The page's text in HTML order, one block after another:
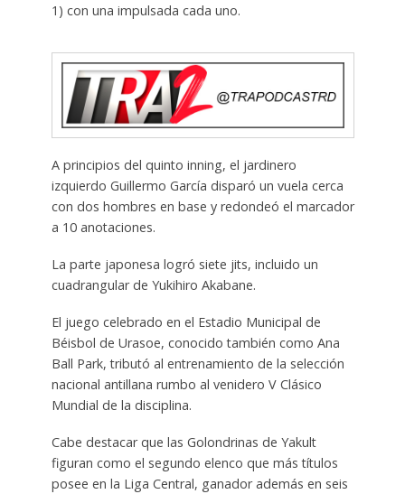
1) con una impulsada cada uno.
A principios del quinto inning, el jardinero
izquierdo Guillermo García disparó un vuela cerca
con dos hombres en base y redondeó el marcador
a 10 anotaciones.
La parte japonesa logró siete jits, incluido un
cuadrangular de Yukihiro Akabane.
El juego celebrado en el Estadio Municipal de
Béisbol de Urasoe, conocido también como Ana
Ball Park, tributó al entrenamiento de la selección
nacional antillana rumbo al venidero V Clásico
Mundial de la disciplina.
Cabe destacar que las Golondrinas de Yakult
figuran como el segundo elenco que más títulos
posee en la Liga Central, ganador además en seis